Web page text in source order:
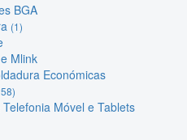
BGA
(1)
Mlink
Económicas
Telefonia Móvel e Tablets